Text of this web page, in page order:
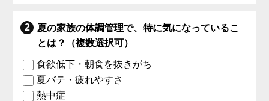
夏の家族の体調管理で、特に気になっているこ
とは？（複数選択可）
食欲低下・朝食を抜きがち
夏バテ・疲れやすさ
熱中症